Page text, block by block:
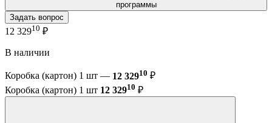
программы
Задать вопрос
12 32910 ₽
В наличии
Коробка (картон) 1 шт — 12 32910 ₽
Коробка (картон) 1 шт 12 32910 ₽